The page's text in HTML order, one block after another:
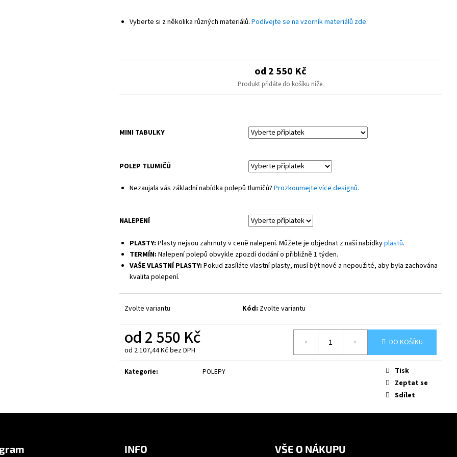
Vyberte si z několika různých materiálů. Podívejte se na vzorník materiálů zde.
od 2 550 Kč
Produkt přidáte do košíku níže.
MINI TABULKY
POLEP TLUMIČŮ
Nezaujala vás základní nabídka polepů tlumičů? Prozkoumejte více designů.
NALEPENÍ
PLASTY: Plasty nejsou zahrnuty v ceně nalepení. Můžete je objednat z naší nabídkyplastů.
TERMÍN: Nalepení polepů obvykle zpozdí dodání o přibližně 1 týden.
VAŠE VLASTNÍ PLASTY: Pokud zasíláte vlastní plasty, musí být nové a nepoužité, aby byla zachována
kvalita polepení.
Zvolte variantu Kód: Zvolte variantu
od2 550 Kč
od 2 107,44 Kčbez DPH
Měrná
cena:
DO KOŠÍKU
Kategorie: POLEPY
Tisk
Zeptat se
Sdílet
INFO VŠE O NÁKUPU